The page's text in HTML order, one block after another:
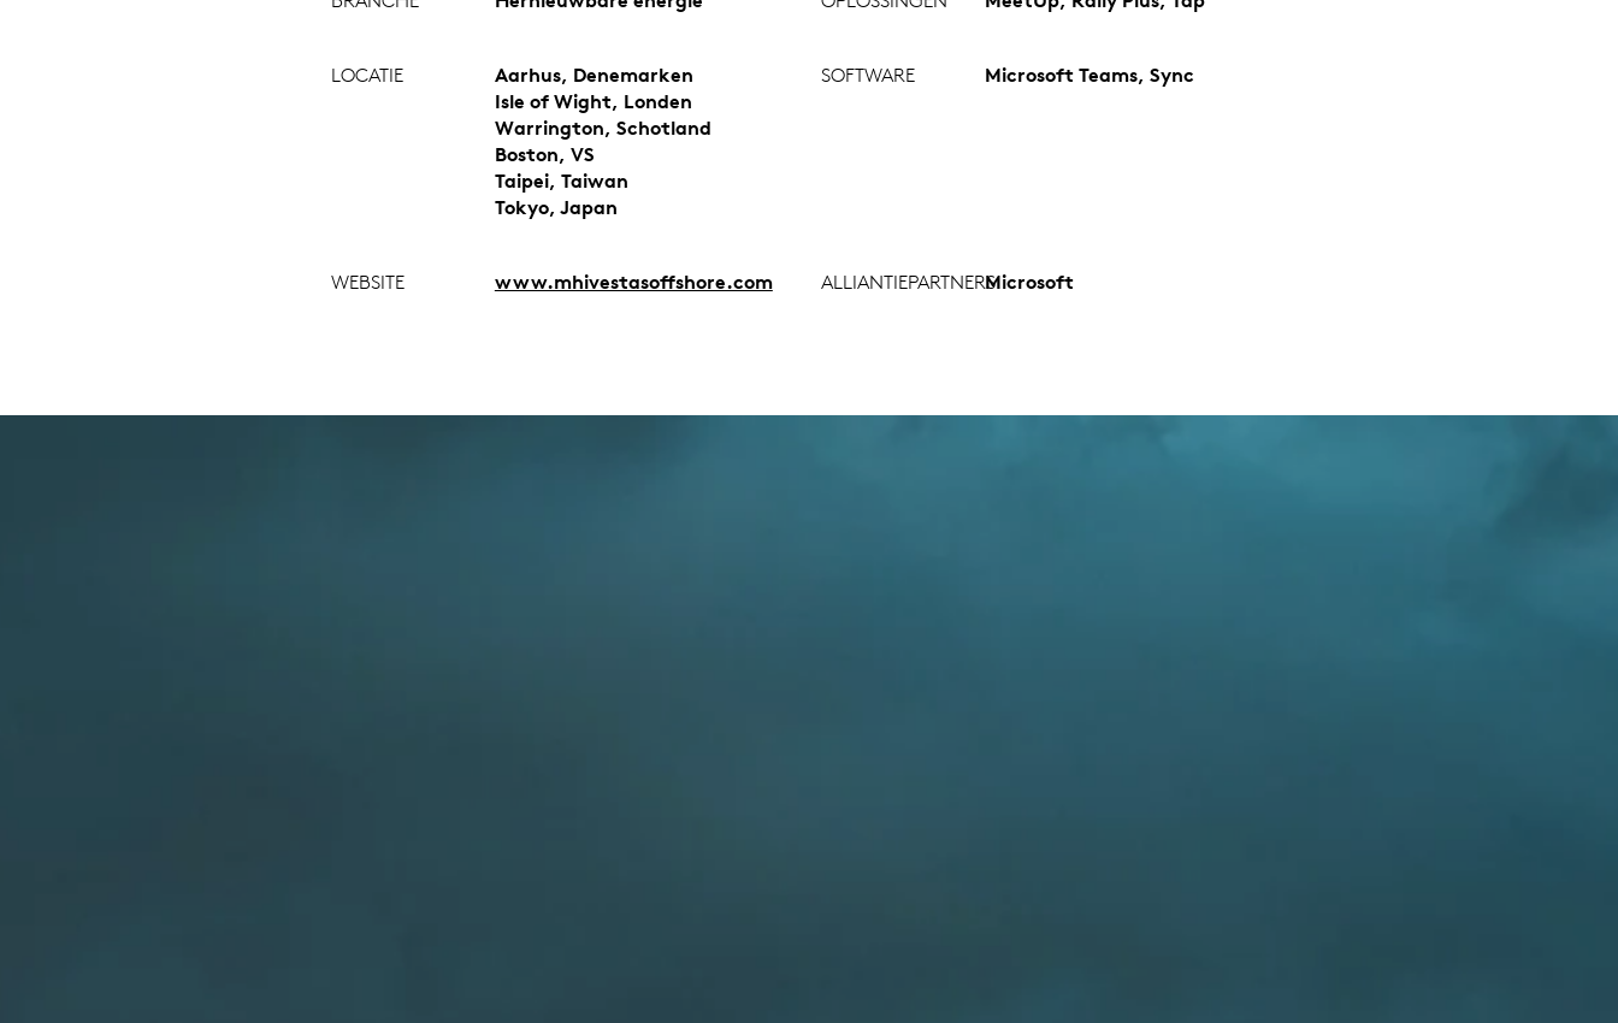
LOCATIE
Aarhus, Denemarken
Isle of Wight, Londen
Warrington, Schotland
Boston, VS
Taipei, Taiwan
Tokyo, Japan
SOFTWARE Microsoft Teams, Sync
WEBSITE www.mhivestasoffshore.com ALLIANTIEPARTNERSMicrosoft